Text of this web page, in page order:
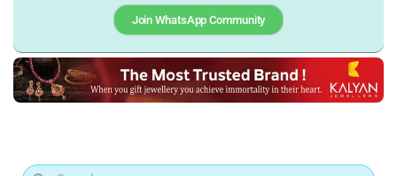
Join WhatsApp Community